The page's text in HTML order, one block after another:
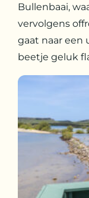
Bullenbaai,
vervolgens
gaat naar een
beetje geluk